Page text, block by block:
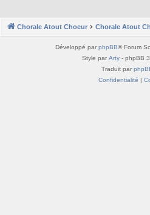
Chorale Atout Choeur Chorale Atout
Développé par phpBB® Forum
Style par Arty - phpBB
Traduit par
Confidentialité